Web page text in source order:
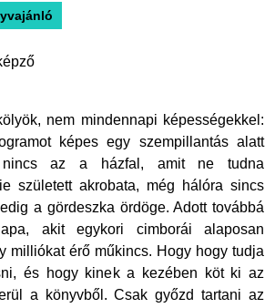
(kedd)
nem mindennapi képességekkel:
képes egy szempillantás alatt
nincs az a házfal, amit ne tudna
született akrobata, még hálóra sincs
a gördeszka ördöge. Adott továbbá
akit egykori cimborái alaposan
milliókat érő műkincs. Hogy hogy tudja
és hogy kinek a kezében köt ki az
a könyvből. Csak győzd tartani az